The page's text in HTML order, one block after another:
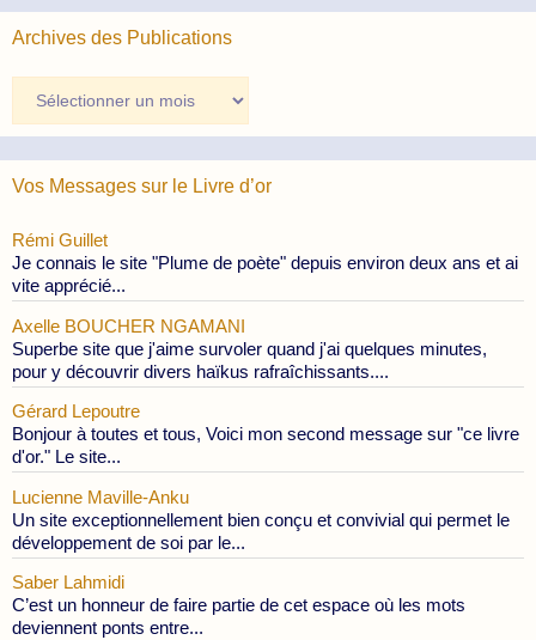
Archives des Publications
des
Publications
Vos Messages sur le Livre d’or
Rémi Guillet
Je connais le site "Plume de poète" depuis environ deux ans et ai
vite apprécié...
Axelle BOUCHER NGAMANI
Superbe site que j'aime survoler quand j'ai quelques minutes,
pour y découvrir divers haïkus rafraîchissants....
Gérard Lepoutre
Bonjour à toutes et tous, Voici mon second message sur "ce livre
d'or." Le site...
Lucienne Maville-Anku
Un site exceptionnellement bien conçu et convivial qui permet le
développement de soi par le...
Saber Lahmidi
C’est un honneur de faire partie de cet espace où les mots
deviennent ponts entre...